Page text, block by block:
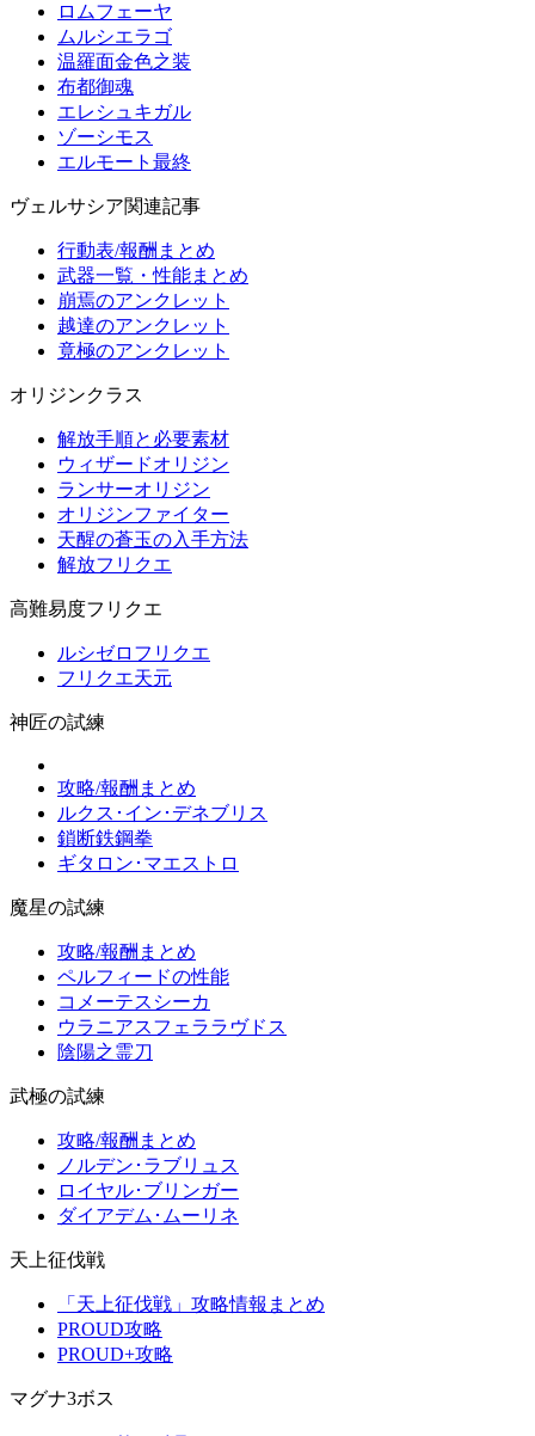
ロムフェーヤ
ムルシエラゴ
温羅面金色之装
布都御魂
エレシュキガル
ゾーシモス
エルモート最終
ヴェルサシア関連記事
行動表/報酬まとめ
武器一覧・性能まとめ
崩焉のアンクレット
越達のアンクレット
竟極のアンクレット
オリジンクラス
解放手順と必要素材
ウィザードオリジン
ランサーオリジン
オリジンファイター
天醒の蒼玉の入手方法
解放フリクエ
高難易度フリクエ
ルシゼロフリクエ
フリクエ天元
神匠の試練
攻略/報酬まとめ
ルクス･イン･デネブリス
鎖断鉄鋼拳
ギタロン･マエストロ
魔星の試練
攻略/報酬まとめ
ペルフィードの性能
コメーテスシーカ
ウラニアスフェララヴドス
陰陽之霊刀
武極の試練
攻略/報酬まとめ
ノルデン･ラブリュス
ロイヤル･ブリンガー
ダイアデム･ムーリネ
天上征伐戦
「天上征伐戦」攻略情報まとめ
PROUD攻略
PROUD+攻略
マグナ3ボス